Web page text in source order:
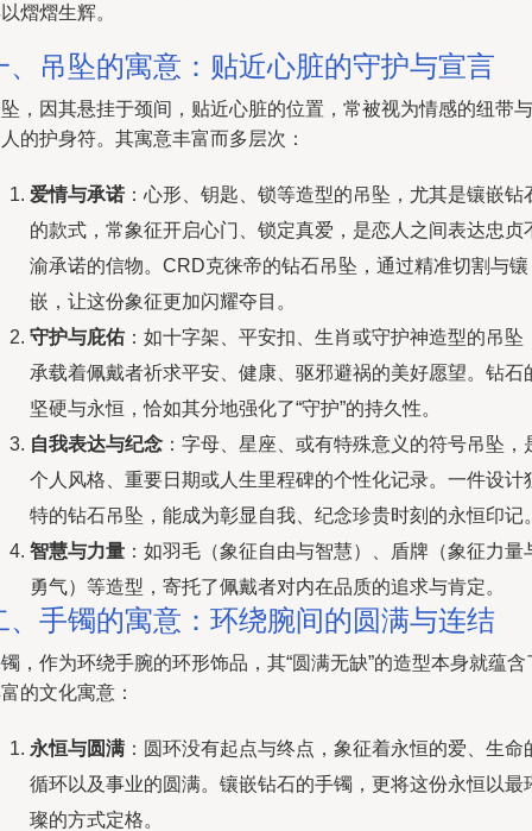
熠熠生辉。
、吊坠的寓意：贴近心脏的守护与宣言
，因其悬挂于颈间，贴近心脏的位置，常被视为情感的纽带与
的护身符。其寓意丰富而多层次：
爱情与承诺 ：心形、钥匙、锁等造型的吊坠，尤其是镶嵌钻
的款式，常象征开启心门、锁定真爱，是恋人之间表达忠贞
渝承诺的信物。CRD克徕帝的钻石吊坠，通过精准切割与镶
嵌，让这份象征更加闪耀夺目。
守护与庇佑 ：如十字架、平安扣、生肖或守护神造型的吊坠
承载着佩戴者祈求平安、健康、驱邪避祸的美好愿望。钻石
坚硬与永恒，恰如其分地强化了“守护”的持久性。
自我表达与纪念 ：字母、星座、或有特殊意义的符号吊坠，
个人风格、重要日期或人生里程碑的个性化记录。一件设计
特的钻石吊坠，能成为彰显自我、纪念珍贵时刻的永恒印记
智慧与力量 ：如羽毛（象征自由与智慧）、盾牌（象征力量
勇气）等造型，寄托了佩戴者对内在品质的追求与肯定。
、手镯的寓意：环绕腕间的圆满与连结
，作为环绕手腕的环形饰品，其“圆满无缺”的造型本身就蕴含
的文化寓意：
永恒与圆满 ：圆环没有起点与终点，象征着永恒的爱、生命
循环以及事业的圆满。镶嵌钻石的手镯，更将这份永恒以最
璨的方式定格。